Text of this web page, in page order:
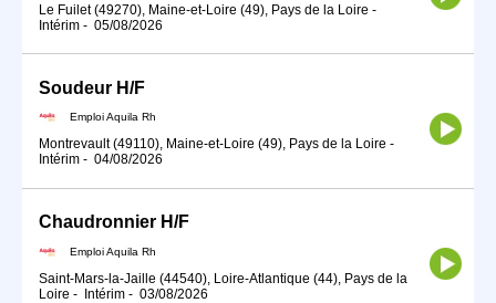
Le Fuilet (49270), Maine-et-Loire (49), Pays de la Loire -
Intérim - 05/08/2026
Soudeur H/F
Emploi Aquila Rh
Montrevault (49110), Maine-et-Loire (49), Pays de la Loire -
Intérim - 04/08/2026
Chaudronnier H/F
Emploi Aquila Rh
Saint-Mars-la-Jaille (44540), Loire-Atlantique (44), Pays de la
Loire - Intérim - 03/08/2026